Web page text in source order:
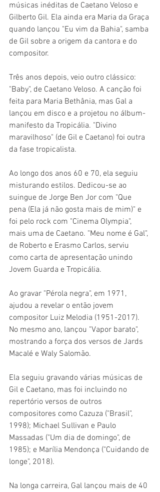
músicas inéditas de Caetano Veloso e
Gilberto Gil. Ela ainda era Maria da Graça
quando lançou "Eu vim da Bahia", samba
de Gil sobre a origem da cantora e do
compositor.
Três anos depois, veio outro clássico:
"Baby", de Caetano Veloso. A canção foi
feita para Maria Bethânia, mas Gal a
lançou em disco e a projetou no álbum-
manifesto da Tropicália. "Divino
maravilhoso" (de Gil e Caetano) foi outra
da fase tropicalista.
Ao longo dos anos 60 e 70, ela seguiu
misturando estilos. Dedicou-se ao
suingue de Jorge Ben Jor com "Que
pena (Ela já não gosta mais de mim)" e
foi pelo rock com "Cinema Olympia",
mais uma de Caetano. "Meu nome é Gal",
de Roberto e Erasmo Carlos, serviu
como carta de apresentação unindo
Jovem Guarda e Tropicália.
Ao gravar "Pérola negra", em 1971,
ajudou a revelar o então jovem
compositor Luiz Melodia (1951-2017).
No mesmo ano, lançou "Vapor barato",
mostrando a força dos versos de Jards
Macalé e Waly Salomão.
Ela seguiu gravando várias músicas de
Gil e Caetano, mas foi incluindo no
repertório versos de outros
compositores como Cazuza ("Brasil",
1998); Michael Sullivan e Paulo
Massadas ("Um dia de domingo", de
1985); e Marília Mendonça ("Cuidando de
longe", 2018).
Na longa carreira, Gal lançou mais de 40